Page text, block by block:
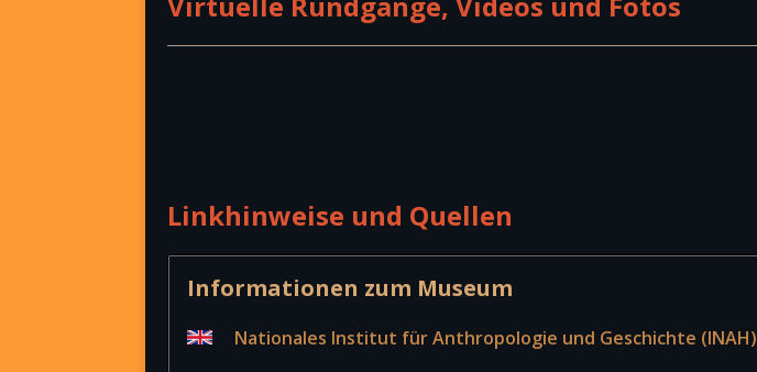
Linkhinweise und Quellen
Informationen zum Museum
Nationales Institut für Anthropologie und Geschichte (INAH)